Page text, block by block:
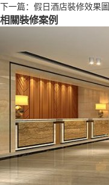
下一篇： 假日酒店裝修效果圖
相關裝修案例